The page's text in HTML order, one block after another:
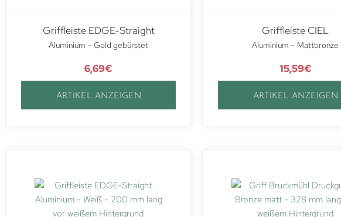
Griffleiste EDGE-Straight
Aluminium – Gold gebürstet
6,69€
ARTIKEL ANZEIGEN
Griffleiste CIEL
Aluminium – Mattbronze
15,59€
ARTIKEL ANZEIGEN